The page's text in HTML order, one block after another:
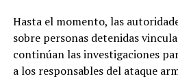
Hasta el momento, las
sobre personas detenidas
continúan las investigaciones
a los responsables del ataque